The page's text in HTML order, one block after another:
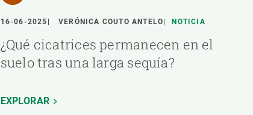
16-06-2025 VERÓNICA COUTO ANTELO NOTICIA
¿Qué cicatrices permanecen en el
suelo tras una larga sequía?
EXPLORAR